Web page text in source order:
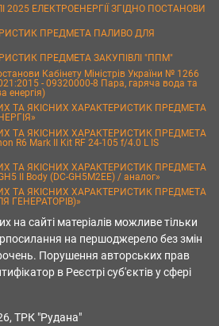
2025 ЕЛЕКТРОЕНЕРГІЇ ЗГІДНО ПОСТАНОВИ
ПРЕДМЕТА ПАЛИВО ДЛЯ
ПРЕДМЕТА ЗАКУПІВЛІ "ППМ"
Кабінету Міністрів України № 1266
- 09320000-8 Пара, гаряча вода та
енергія)
ТА ЯКІСНИХ ХАРАКТЕРИСТИК ПРЕДМЕТА
ТА ЯКІСНИХ ХАРАКТЕРИСТИК ПРЕДМЕТА
R6 Mark II Kit RF 24-105 f/4.0 L IS
ТА ЯКІСНИХ ХАРАКТЕРИСТИК ПРЕДМЕТА
II Body (DC-GH5M2EE) / аналог»
ТА ЯКІСНИХ ХАРАКТЕРИСТИК ПРЕДМЕТА
ГЕНЕРАТОРІВ)»
на сайті матеріалів можливе тільки
на першоджерело без змін
Порушення авторських прав
в Реєстрі суб'єктів у сфері
ТРК "Рудана"